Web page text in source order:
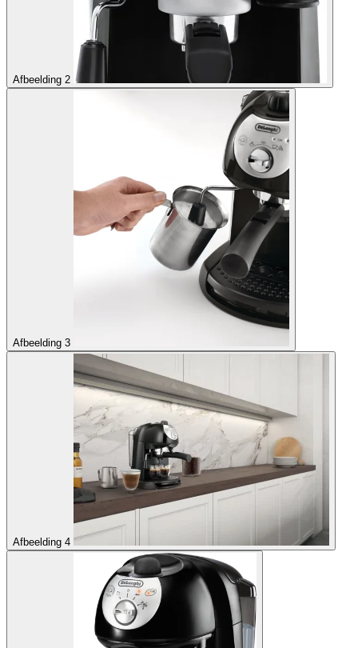
Afbeelding 2
Afbeelding 3
Afbeelding 4